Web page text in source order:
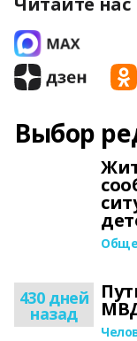
Выбор
430 дней
назад